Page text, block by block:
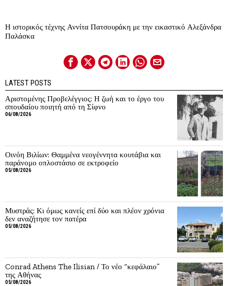
Η ιστορικός τέχνης Αννίτα Πατσουράκη με την εικαστικό Αλεξάνδρα
Παλάσκα
LATEST POSTS
Αριστομένης Προβελέγγιος: Η ζωή και το έργο του
σπουδαίου ποιητή από τη Σίφνο
06/08/2026
Οινόη Βιλίων: Θαμμένα νεογέννητα κουτάβια και
παράνομο οπλοστάσιο σε εκτροφείο
05/08/2026
Μυστράς: Κι όμως κανείς επί δύο και πλέον χρόνια
δεν αναζήτησε τον πατέρα
05/08/2026
Conrad Athens The Ilisian / Το νέο “κεφάλαιο”
της Αθήνας
05/08/2026